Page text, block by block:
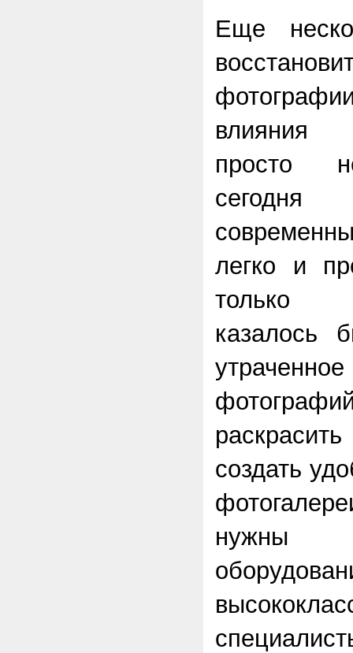
Еще
влияния
просто
легко и
только
казалось
создать
нужны